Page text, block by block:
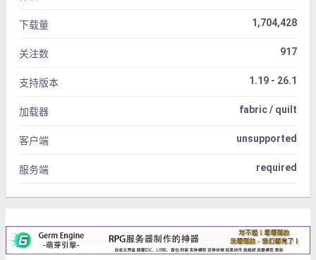
下载量 1,704,428
关注数 917
支持版本 1.19 - 26.1
加载器 fabric / quilt
客户端 unsupported
服务端 required